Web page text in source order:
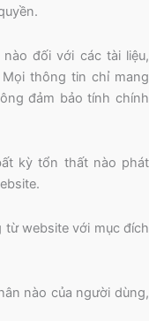
đối với các tài liệu,
thông tin chỉ mang
đảm bảo tính chính
kỳ tổn thất nào phát
từ website với mục đích
nào của người dùng,